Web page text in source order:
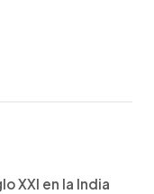
XXI en la India